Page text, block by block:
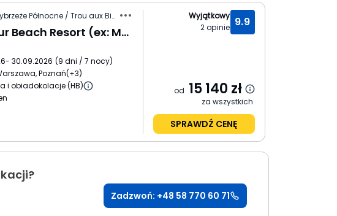
Mauritius / Wybrzeże Północne / Trou aux Biches
Coral Azur Beach Resort (ex: Mont Choisy)
- 30.09.2026 (9 dni / 7 nocy)
Poznań(+3)
i obiadokolacje (HB)
9.9
Wyjątkowy
2opinie
od 15 140 zł
za wszystkich
SPRAWDŹ CENĘ
Zadzwoń: +48 58 770 60 71